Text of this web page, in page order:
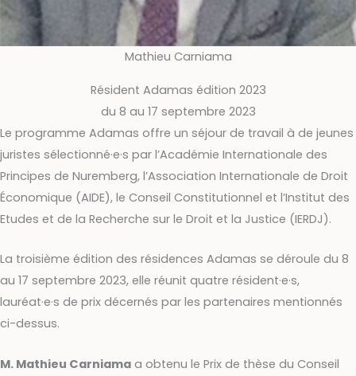
Mathieu Carniama
Résident Adamas édition 2023
du 8 au 17 septembre 2023
Le programme Adamas offre un séjour de travail à de jeunes
juristes sélectionné·e·s par l’Académie Internationale des
Principes de Nuremberg, l’Association Internationale de Droit
Économique (AIDE), le Conseil Constitutionnel et l’Institut des
Etudes et de la Recherche sur le Droit et la Justice (IERDJ).
La troisième édition des résidences Adamas se déroule du 8
au 17 septembre 2023, elle réunit quatre résident·e·s,
lauréat·e·s de prix décernés par les partenaires mentionnés
ci-dessus.
M. Mathieu Carniama a obtenu le Prix de thèse du Conseil